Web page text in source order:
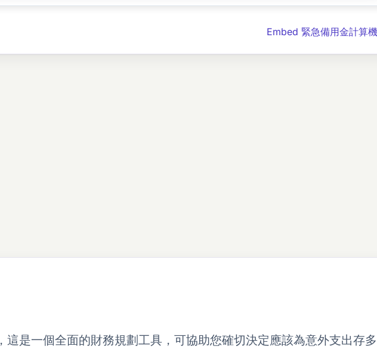
Embed 緊急備用金計算
，這是一個全面的財務規劃工具，可協助您確切決定應該為意外支出存